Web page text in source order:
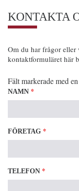
KONTAKTA
Om du har frågor
kontaktformuläret här
Fält markerade med en
NAMN *
FÖRETAG *
TELEFON *